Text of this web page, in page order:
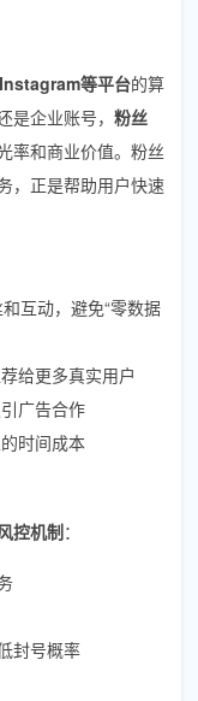
等平台的算
企业账号， 粉丝
率和商业价值。粉丝
，正是帮助用户快速
互动，避免“零数据
给更多真实用户
广告合作
时间成本
控机制：
封号概率